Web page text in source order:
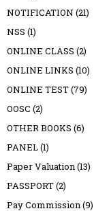
NOTIFICATION (21)
NSS (1)
ONLINE CLASS (2)
ONLINE LINKS (10)
ONLINE TEST(79)
OOSC (2)
OTHER BOOKS (6)
PANEL(1)
Paper Valuation(13)
PASSPORT(2)
Pay Commission(9)